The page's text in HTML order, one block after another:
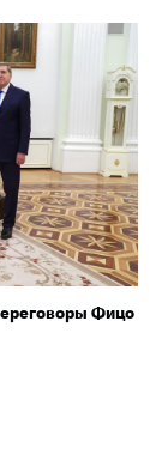
Фицо